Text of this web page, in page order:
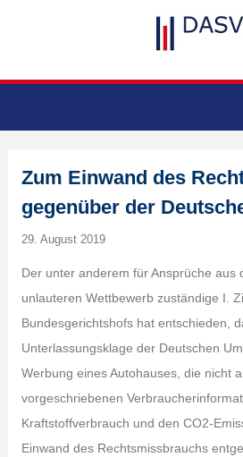
Zum Einwand des
gegenüber der
29. August 2019
Der unter anderem für Ansprüche aus
unlauteren Wettbewerb zuständige I.
Bundesgerichtshofs hat entschieden,
Unterlassungsklage der Deutschen
Werbung eines Autohauses, die nicht
vorgeschriebenen
Kraftstoffverbrauch und den CO2-
Einwand des Rechtsmissbrauchs